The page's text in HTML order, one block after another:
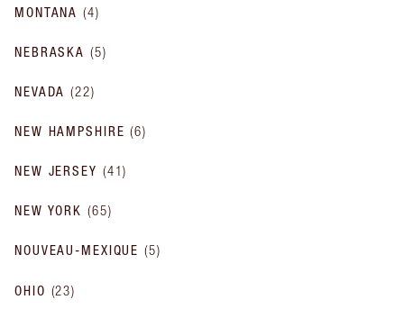
MONTANA (4)
NEBRASKA (5)
NEVADA (22)
NEW HAMPSHIRE (6)
NEW JERSEY (41)
NEW YORK (65)
NOUVEAU-MEXIQUE (5)
OHIO (23)